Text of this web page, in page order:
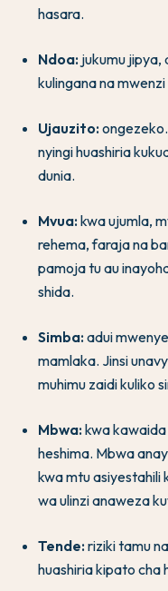
hasara.
Ndoa: jukumu jipya,
kulingana na
Ujauzito:
nyingi huashiria
dunia.
Mvua:kwa ujumla,
rehema, faraja na
pamoja tu au
shida.
Simba:adui
mamlaka. Jinsi
muhimu zaidi kuliko
Mbwa:kwa kawaida
heshima. Mbwa
kwa mtu asiyestahili
wa ulinzi anaweza
Tende:riziki tamu
huashiria kipato cha